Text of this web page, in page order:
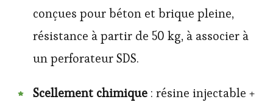
conçues pour béton et brique pleine,
résistance à partir de 50 kg, à associer à
un perforateur SDS.
Scellement chimique : résine injectable +